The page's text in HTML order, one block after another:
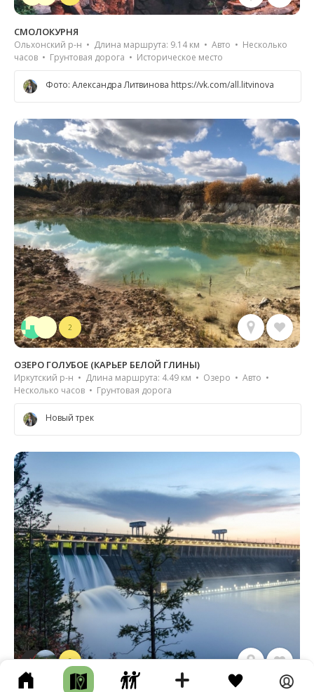
СМОЛОКУРНЯ
Ольхонский р-н • Длина маршрута: 9.14 км • Авто • Несколько
часов • Грунтовая дорога • Историческое место
Фото: Александра Литвинова https://vk.com/all.litvinova
2
ОЗЕРО ГОЛУБОЕ (КАРЬЕР БЕЛОЙ ГЛИНЫ)
Иркутский р-н • Длина маршрута: 4.49 км • Озеро • Авто •
Несколько часов • Грунтовая дорога
Новый трек
2